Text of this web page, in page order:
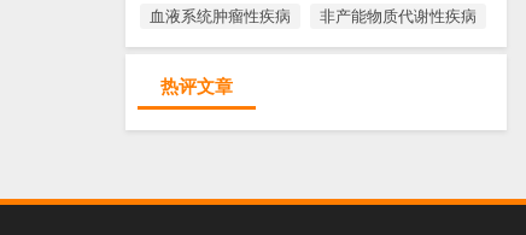
血液系统肿瘤性疾病
非产能物质代谢性疾病
热评文章